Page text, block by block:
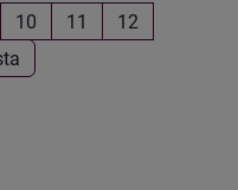
10 11
12